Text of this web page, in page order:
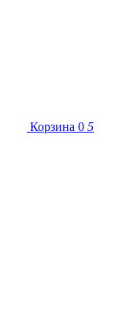
Корзина 0 5